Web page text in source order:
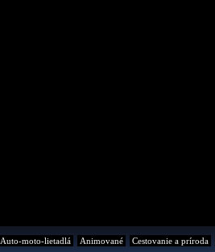
Auto-moto-lietadlá Animované Cestovanie a príroda